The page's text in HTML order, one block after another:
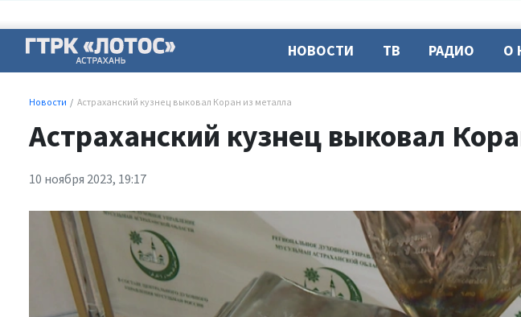
НОВОСТИ ТВ РАДИО О
Новости Астраханский кузнец выковал Коран из металла
Астраханский кузнец выковал
10 ноября 2023, 19:17